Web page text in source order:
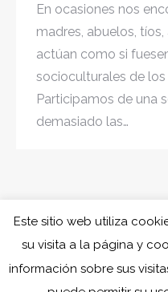
En ocasiones nos
madres, abuelos,
actúan como si
socioculturales de los
Participamos de una
demasiado las…
Este sitio web utiliza
su visita a la página y
información sobre sus